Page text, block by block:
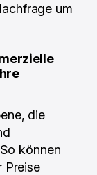
um
die
können
Preise